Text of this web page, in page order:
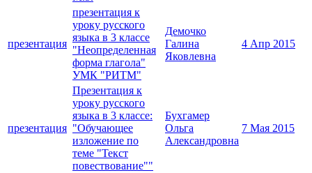
презентация
презентация к
уроку русского
языка в 3 классе
"Неопределенная
форма глагола"
УМК "РИТМ"
Демочко
Галина
Яковлевна
4 Апр 2015
презентация
Презентация к
уроку русского
языка в 3 классе:
"Обучающее
изложение по
теме "Текст
повествование""
Бухгамер
Ольга
Александровна
7 Мая 2015